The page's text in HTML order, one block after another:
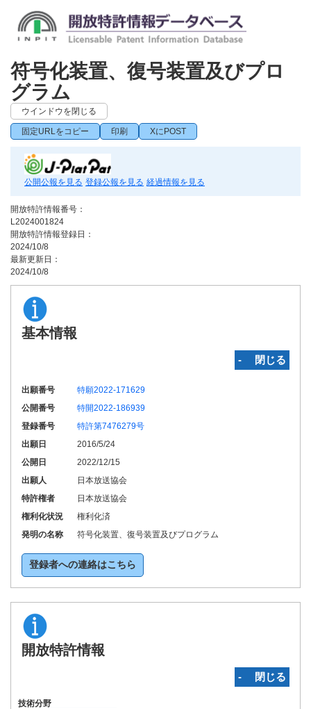
符号化装置、復号装置及びプロ
グラム
ウインドウを閉じる
固定URLをコピー 印刷 XにPOST
公開公報を見る 登録公報を見る 経過情報を見る
開放特許情報番号：
L2024001824
開放特許情報登録日：
2024/10/8
最新更新日：
2024/10/8
基本情報
‐ 閉じる
出願番号
特願2022-171629
公開番号
特開2022-186939
登録番号
特許第7476279号
出願日
2016/5/24
公開日
2022/12/15
出願人
日本放送協会
特許権者
日本放送協会
権利化状況
権利化済
発明の名称
符号化装置、復号装置及びプログラム
登録者への連絡はこちら
開放特許情報
‐ 閉じる
技術分野